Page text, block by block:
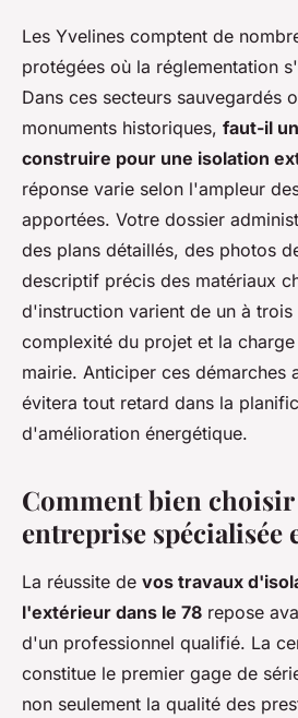
Les Yvelines comptent de
protégées où la réglementation
Dans ces secteurs sauvegardés
monuments historiques, faut-il
construire pour une isolation
réponse varie selon l'ampleur
apportées. Votre dossier
des plans détaillés, des photos
descriptif précis des matériaux
d'instruction varient de un à trois
complexité du projet et la
mairie. Anticiper ces démarches
évitera tout retard dans la
d'amélioration énergétique.
Comment bien choisir
entreprise spécialisée
La réussite de vos travaux
l'extérieur dans le 78 repose
d'un professionnel qualifié. La
constitue le premier gage de
non seulement la qualité des